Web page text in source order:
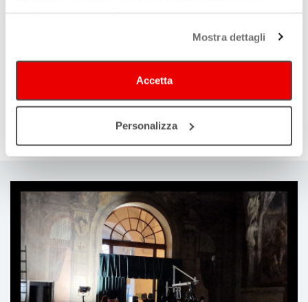
Mostra dettagli
Accetta
Personalizza
Festival Cinematheque Parigi 2026
Ti
può
interessare